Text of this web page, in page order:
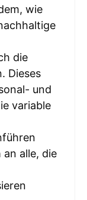
wie
die
Dieses
und
variable
alle, die